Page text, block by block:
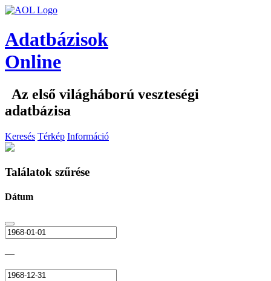
Adatbázisok
Online
Az első világháború veszteségi
adatbázisa
Keresés Térkép Információ
Találatok szűrése
Dátum
—